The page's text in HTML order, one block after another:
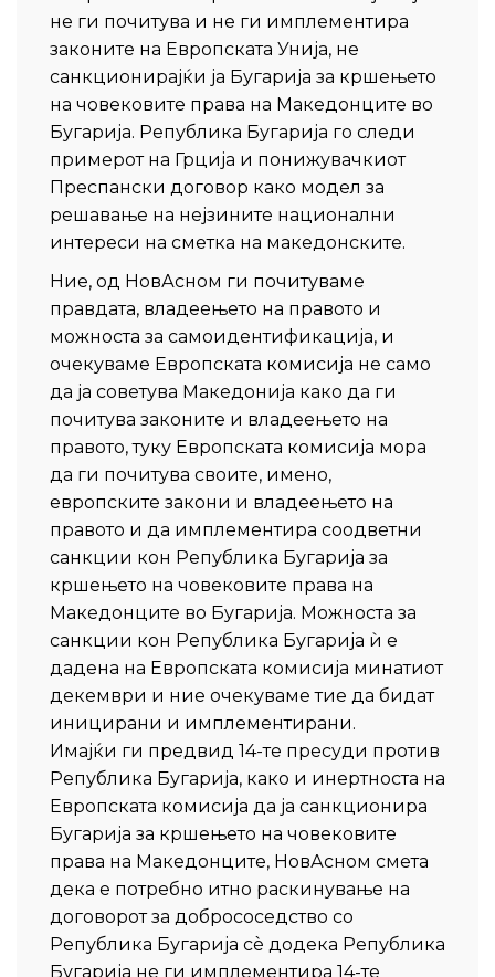
не ги почитува и не ги имплементира
законите на Европската Унија, не
санкционирајќи ја Бугарија за кршењето
на човековите права на Македонците во
Бугарија. Република Бугарија го следи
примерот на Грција и понижувачкиот
Преспански договор како модел за
решавање на нејзините национални
интереси на сметка на македонските.
Ние, од НовАсном ги почитуваме
правдата, владеењето на правото и
можноста за самоидентификација, и
очекуваме Европската комисија не само
да ја советува Македонија како да ги
почитува законите и владеењето на
правото, туку Европската комисија мора
да ги почитува своите, имено,
европските закони и владеењето на
правото и да имплементира соодветни
санкции кон Република Бугарија за
кршењето на човековите права на
Македонците во Бугарија. Можноста за
санкции кон Република Бугарија ѝ е
дадена на Европската комисија минатиот
декември и ние очекуваме тие да бидат
иницирани и имплементирани.
Имајќи ги предвид 14-те пресуди против
Република Бугарија, како и инертноста на
Европската комисија да ја санкционира
Бугарија за кршењето на човековите
права на Македонците, НовАсном смета
дека е потребно итно раскинување на
договорот за добрососедство со
Република Бугарија сè додека Република
Бугарија не ги имплементира 14-те